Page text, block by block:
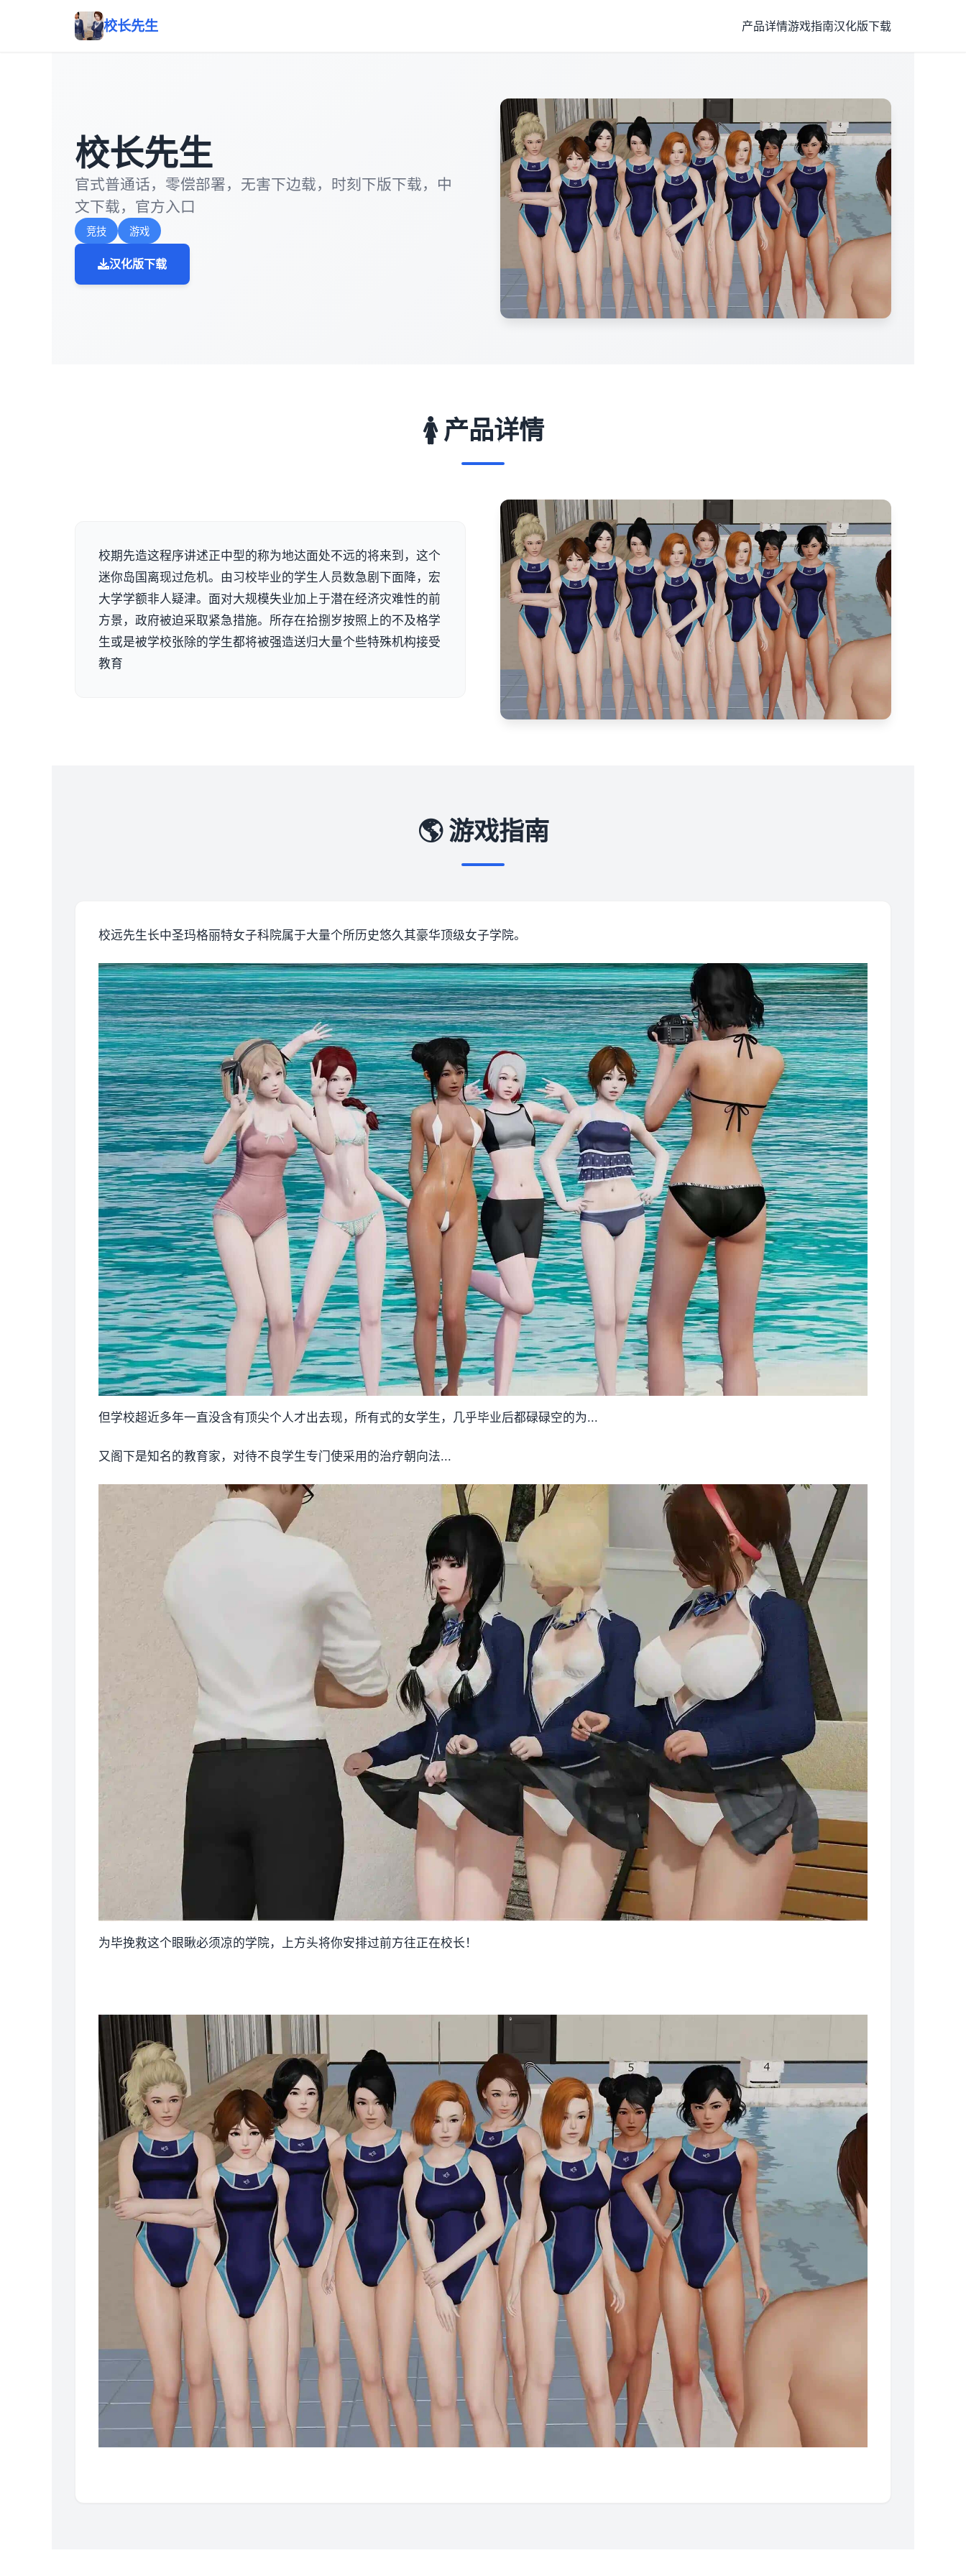
校长先生 产品详情游戏指南汉化版下载
校长先生
官式普通话，零偿部署，无害下边载，时刻下版下载，中
文下载，官方入口
竞技 游戏
汉化版下载
🚺 产品详情
校期先造这程序讲述正中型的称为地达面处不远的将来到，这个
迷你岛国离现过危机。由习校毕业的学生人员数急剧下面降，宏
大学学额非人疑津。面对大规模失业加上于潜在经济灾难性的前
方景，政府被迫采取紧急措施。所存在拾捌岁按照上的不及格学
生或是被学校张除的学生都将被强造送归大量个些特殊机构接受
教育
🌎 游戏指南
校远先生长中圣玛格丽特女子科院属于大量个所历史悠久其豪华顶级女子学院。
但学校超近多年一直没含有顶尖个人才出去现，所有式的女学生，几乎毕业后都碌碌空的为...
又阁下是知名的教育家，对待不良学生专门使采用的治疗朝向法...
为毕挽救这个眼瞅必须凉的学院，上方头将你安排过前方往正在校长！